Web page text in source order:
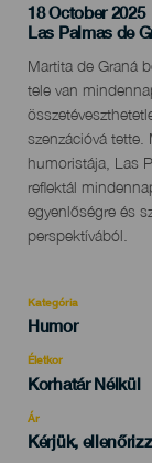
18 October 2025
Localidad
Las Palmas de
Descripción
del
evento
Martita de Graná
tele van
szenzációvá tette.
humoristája, Las
reflektál
egyenlőségre és
perspektívából.
Kategória
Categoría
evento
Humor
Életkor
Edad
Korhatár Nélkül
Ár
Kérjük,